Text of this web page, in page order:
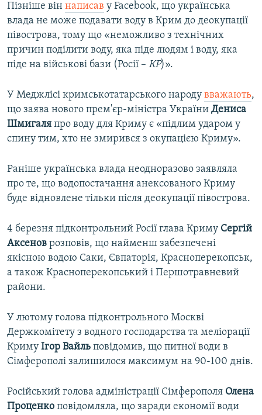
Пізніше він написав у Facebook, що українська
влада не може подавати воду в Крим до деокупації
півострова, тому що «неможливо з технічних
причин поділити воду, яка піде людям і воду, яка
піде на військові бази (Росії – КР)».
У Меджлісі кримськотатарського народу вважають,
що заява нового прем'єр-міністра України Дениса
Шмигаля про воду для Криму є «підлим ударом у
спину тим, хто не змирився з окупацією Криму».
Раніше українська влада неодноразово заявляла
про те, що водопостачання анексованого Криму
буде відновлене тільки після деокупації півострова.
4 березня підконтрольний Росії глава Криму Сергій
Аксенов розповів, що найменш забезпечені
якісною водою Саки, Євпаторія, Красноперекопськ,
а також Красноперекопський і Першотравневий
райони.
У лютому голова підконтрольного Москві
Держкомітету з водного господарства та меліорації
Криму Ігор Вайль повідомив, що питної води в
Сімферополі залишилося максимум на 90-100 днів.
Російський голова адміністрації Сімферополя Олена
Проценко повідомляла, що заради економії води